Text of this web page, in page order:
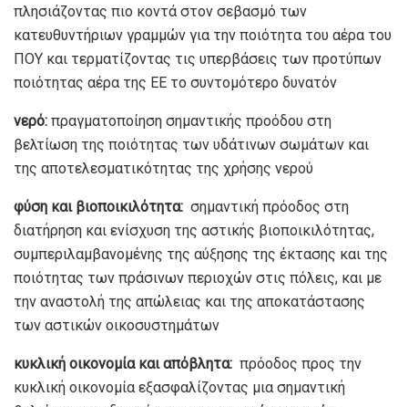
πλησιάζοντας πιο κοντά στον σεβασμό των
κατευθυντήριων γραμμών για την ποιότητα του αέρα του
ΠΟΥ και τερματίζοντας τις υπερβάσεις των προτύπων
ποιότητας αέρα της ΕΕ το συντομότερο δυνατόν
νερό: πραγματοποίηση σημαντικής προόδου στη
βελτίωση της ποιότητας των υδάτινων σωμάτων και
της αποτελεσματικότητας της χρήσης νερού
φύση και βιοποικιλότητα: σημαντική πρόοδος στη
διατήρηση και ενίσχυση της αστικής βιοποικιλότητας,
συμπεριλαμβανομένης της αύξησης της έκτασης και της
ποιότητας των πράσινων περιοχών στις πόλεις, και με
την αναστολή της απώλειας και της αποκατάστασης
των αστικών οικοσυστημάτων
κυκλική οικονομία και απόβλητα: πρόοδος προς την
κυκλική οικονομία εξασφαλίζοντας μια σημαντική